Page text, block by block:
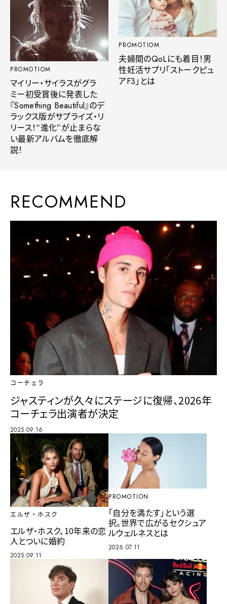
PROMOTIOM
マイリー・サイラスがグラ
ミー初受賞後に発表した
『Something Beautiful』のデ
ラックス版がサプライズ・リ
リース！“進化”が止まらな
い最新アルバムを徹底解
説！
PROMOTIOM
夫婦間のQoLにも着目！男
性妊活サプリ「ストークピュ
アF3」とは
RECOMMEND
コーチェラ
ジャスティンが久々にステージに復帰、2026年
コーチェラ出演者が決定
2025.09.16
エルザ・ホスク
エルザ・ホスク、10年来の恋
人とついに婚約
2025.09.11
PROMOTION
「自分を満たす」という選
択。世界で広がるセクシュア
ルウェルネスとは
2026.07.11